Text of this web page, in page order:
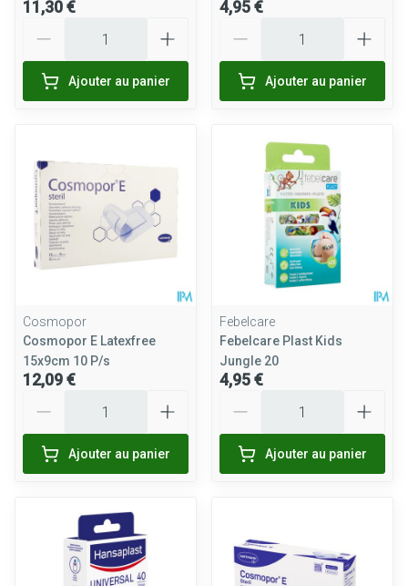
11,30 €
Ajouter au panier
4,95 €
Ajouter au panier
Cosmopor
Cosmopor E Latexfree
15x9cm 10 P/s
12,09 €
Ajouter au panier
Febelcare
Febelcare Plast Kids
Jungle 20
4,95 €
Ajouter au panier